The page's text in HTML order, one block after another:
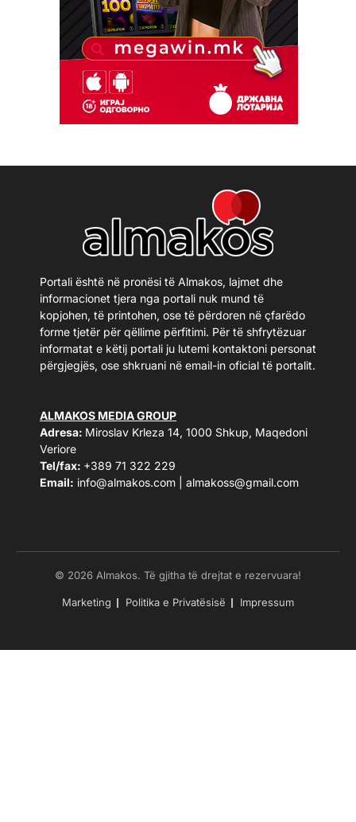
Portali është në pronësi të Almakos, lajmet dhe
informacionet tjera nga portali nuk mund të
kopjohen, të printohen, ose të përdoren në çfarëdo
forme tjetër për qëllime përfitimi. Për të shfrytëzuar
informatat e këtij portali ju lutemi kontaktoni personat
përgjegjës, ose shkruani në email-in oficial të portalit.
ALMAKOS MEDIA GROUP
Adresa: Miroslav Krleza 14, 1000 Shkup, Maqedoni
Veriore
Tel/fax: +389 71 322 229
Email: info@almakos.com almakoss@gmail.com
© 2026 Almakos. Të gjitha të drejtat e rezervuara!
Marketing Politika e Privatësisë Impressum